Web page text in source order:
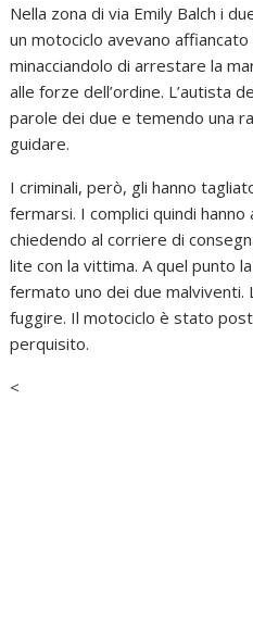
Nella zona di via Emily Balch i
un motociclo avevano
minacciandolo di arrestare la
alle forze dell’ordine. L’autista
parole dei due e temendo una
guidare.
I criminali, però, gli hanno
fermarsi. I complici quindi
chiedendo al corriere di
lite con la vittima. A quel punto
fermato uno dei due malviventi.
fuggire. Il motociclo è stato
perquisito.
<